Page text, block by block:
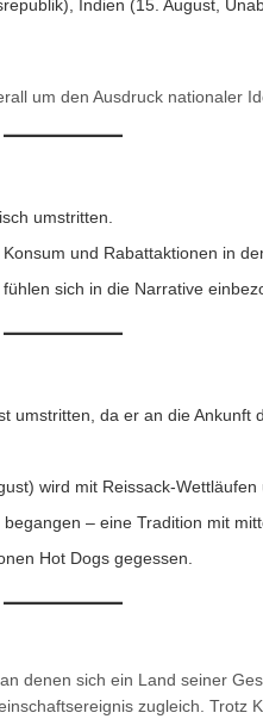
Indien (15. August,
um den Ausdruck nationaler
umstritten.
und Rabattaktionen in
sich in die Narrative
umstritten, da er an die Ankunft
wird mit Reissack-
– eine Tradition mit
Hot Dogs gegessen.
denen sich ein Land seiner
zugleich. Trotz